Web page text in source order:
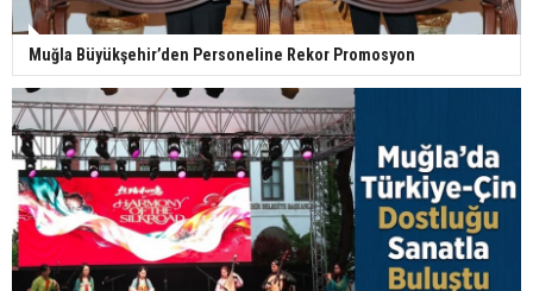
Muğla Büyükşehir’den Personeline Rekor Promosyon